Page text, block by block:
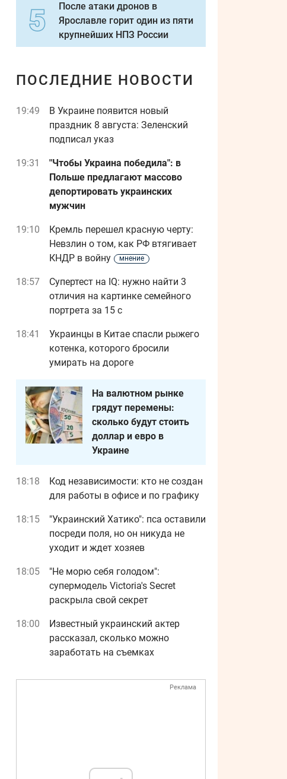
После атаки дронов в
Ярославле горит один из пяти
крупнейших НПЗ России
ПОСЛЕДНИЕ НОВОСТИ
19:49
В Украине появится новый
праздник 8 августа: Зеленский
подписал указ
19:31
"Чтобы Украина победила": в
Польше предлагают массово
депортировать украинских
мужчин
19:10
Кремль перешел красную черту:
Невзлин о том, как РФ втягивает
КНДР в войну
мнение
18:57
Супертест на IQ: нужно найти 3
отличия на картинке семейного
портрета за 15 с
18:41
Украинцы в Китае спасли рыжего
котенка, которого бросили
умирать на дороге
На валютном рынке
грядут перемены:
сколько будут стоить
доллар и евро в
Украине
18:18
Код независимости: кто не создан
для работы в офисе и по графику
18:15
"Украинский Хатико": пса оставили
посреди поля, но он никуда не
уходит и ждет хозяев
18:05
"Не морю себя голодом":
супермодель Victoria's Secret
раскрыла свой секрет
18:00
Известный украинский актер
рассказал, сколько можно
заработать на съемках
Реклама